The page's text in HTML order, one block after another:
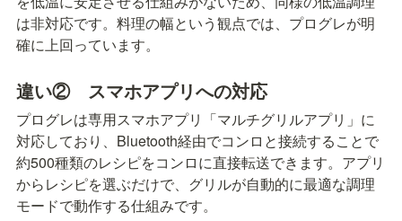
は非対応です。料理の幅という観点では、プログレが明
確に上回っています。
違い②　スマホアプリへの対応
プログレは専用スマホアプリ「マルチグリルアプリ」に
対応しており、Bluetooth経由でコンロと接続することで
約500種類のレシピをコンロに直接転送できます。アプリ
からレシピを選ぶだけで、グリルが自動的に最適な調理
モードで動作する仕組みです。